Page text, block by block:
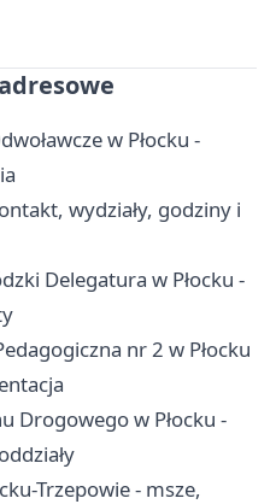
w Płocku -
wydziały, godziny i
Delegatura w Płocku -
nr 2 w Płocku
Drogowego w Płocku -
Trzepowie - msze,